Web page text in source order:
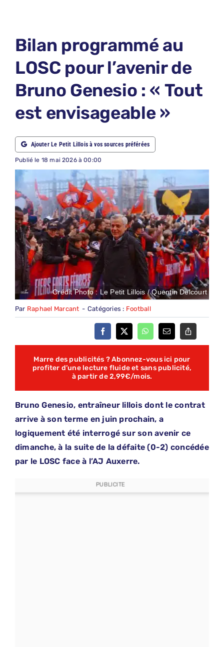
ABONNEMENTS
NOUS CONTACTER
NOUS SUIVRE
Rechercher:
Bilan programmé au
LOSC pour l’avenir de
Bruno Genesio : « Tout
est envisageable »
Ajouter Le Petit Lillois à vos sources préférées
Publié le 18 mai 2026 à 00:00
Crédit Photo : Le Petit Lillois / Quentin Delcourt
Par Raphael Marcant - Catégories : Football
Marre des publicités ? Abonnez-vous ici pour
profiter d’une lecture fluide et sans publicité,
à partir de 2,99€/mois.
Bruno Genesio, entraîneur lillois dont le contrat
arrive à son terme en juin prochain, a
logiquement été interrogé sur son avenir ce
dimanche, à la suite de la défaite (0-2) concédée
par le LOSC face à l’AJ Auxerre.
PUBLICITE